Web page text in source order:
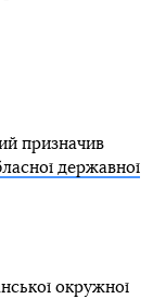
призначив
державної
окружної